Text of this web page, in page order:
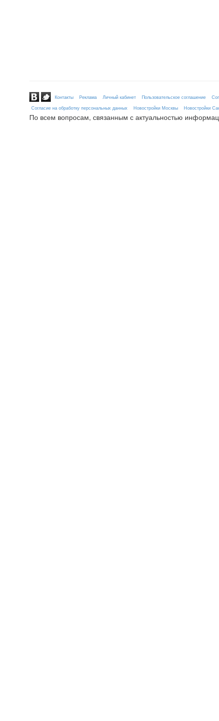
Контакты Реклама Личный кабинет Пользовательское соглашение
Согласие на обработку персональных данных
Новостройки Москвы Новостройки
По всем вопросам, связанным с актуальностью